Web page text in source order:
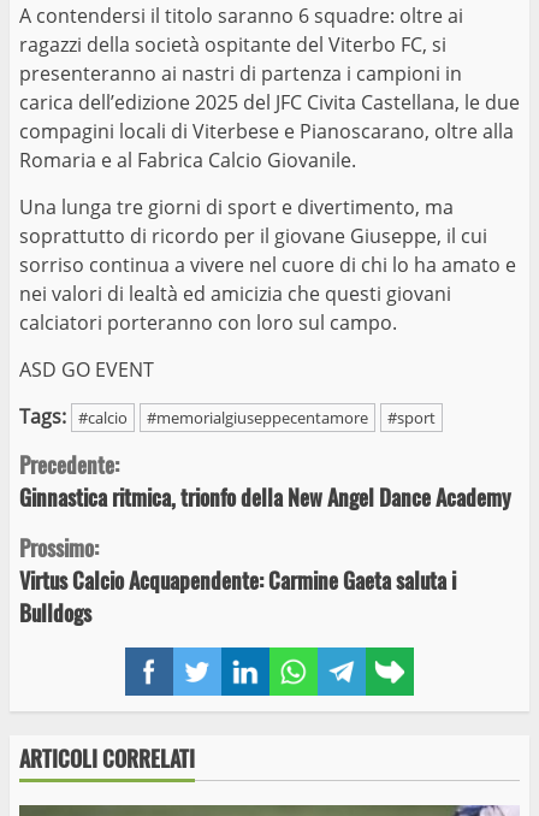
FacebookTwitterLinkedInWhatsAppTelegram
link
A contendersi il titolo saranno 6 squadre: oltre ai
ragazzi della società ospitante del Viterbo FC, si
presenteranno ai nastri di partenza i campioni in
carica dell’edizione 2025 del JFC Civita Castellana, le due
compagini locali di Viterbese e Pianoscarano, oltre alla
Romaria e al Fabrica Calcio Giovanile.
Una lunga tre giorni di sport e divertimento, ma
soprattutto di ricordo per il giovane Giuseppe, il cui
sorriso continua a vivere nel cuore di chi lo ha amato e
nei valori di lealtà ed amicizia che questi giovani
calciatori porteranno con loro sul campo.
ASD GO EVENT
Tags: #calcio #memorialgiuseppecentamore #sport
Continue
Reading
Precedente:
Ginnastica ritmica, trionfo della New Angel Dance Academy
Prossimo:
Virtus Calcio Acquapendente: Carmine Gaeta saluta i
Bulldogs
ARTICOLI CORRELATI